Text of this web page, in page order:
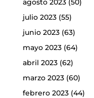
agosto 2023(50)
julio 2023(55)
junio 2023(63)
mayo 2023(64)
abril 2023(62)
marzo 2023(60)
febrero 2023(44)